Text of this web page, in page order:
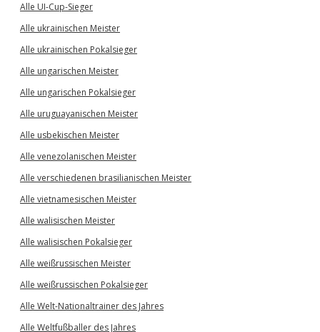
Alle UI-Cup-Sieger
Alle ukrainischen Meister
Alle ukrainischen Pokalsieger
Alle ungarischen Meister
Alle ungarischen Pokalsieger
Alle uruguayanischen Meister
Alle usbekischen Meister
Alle venezolanischen Meister
Alle verschiedenen brasilianischen Meister
Alle vietnamesischen Meister
Alle walisischen Meister
Alle walisischen Pokalsieger
Alle weißrussischen Meister
Alle weißrussischen Pokalsieger
Alle Welt-Nationaltrainer des Jahres
Alle Weltfußballer des Jahres